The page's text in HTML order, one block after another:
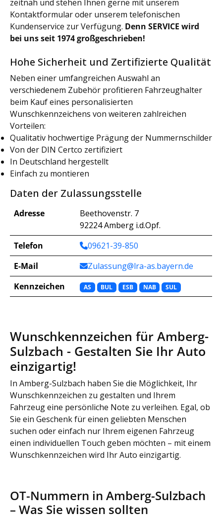
zeitnah und stehen Ihnen gerne mit unserem
Kontaktformular oder unserem telefonischen
Kundenservice zur Verfügung. Denn SERVICE wird
bei uns seit 1974 großgeschrieben!
Hohe Sicherheit und Zertifizierte Qualität
Neben einer umfangreichen Auswahl an
verschiedenem Zubehör profitieren Fahrzeughalter
beim Kauf eines personalisierten
Wunschkennzeichens von weiteren zahlreichen
Vorteilen:
Qualitativ hochwertige Prägung der Nummernschilder
Von der DIN Certco zertifiziert
In Deutschland hergestellt
Einfach zu montieren
Daten der Zulassungsstelle
Adresse
Beethovenstr. 7
92224 Amberg i.d.Opf.
Telefon
09621-39-850
E-Mail
Zulassung@lra-as.bayern.de
Kennzeichen
AS BUL ESB NAB SUL
Wunschkennzeichen für Amberg-
Sulzbach - Gestalten Sie Ihr Auto
einzigartig!
In Amberg-Sulzbach haben Sie die Möglichkeit, Ihr
Wunschkennzeichen zu gestalten und Ihrem
Fahrzeug eine persönliche Note zu verleihen. Egal, ob
Sie ein Geschenk für einen geliebten Menschen
suchen oder einfach nur Ihrem eigenen Fahrzeug
einen individuellen Touch geben möchten – mit einem
Wunschkennzeichen wird Ihr Auto einzigartig.
OT-Nummern in Amberg-Sulzbach
– Was Sie wissen sollten